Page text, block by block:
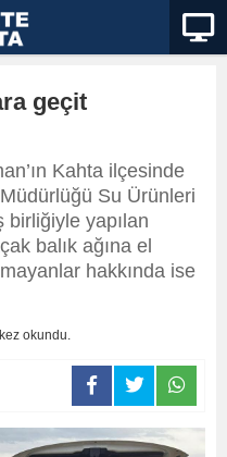
geçit
Kahta ilçesinde
Su Ürünleri
yapılan
balık ağına el
hakkında ise
kez okundu.